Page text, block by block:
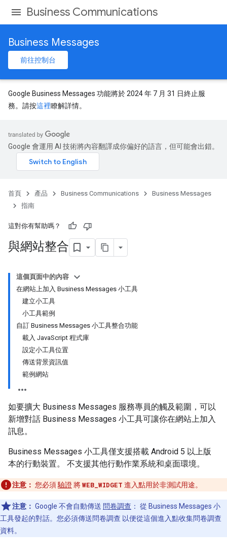
Business Communications
Business Messages
前往控制台
Google Business Messages 功能將於 2024 年 7 月 31 日終止服
務。請按這裡瞭解詳情。
Google 會運用 AI 技術將內容翻譯成你偏好的語言，但可能會出錯。
首頁 產品 Business Communications
Business Messages
指南
這對你有幫助嗎？
與網站整合
這個頁面中的內容
在網站上加入 Business Messages 小工具
建立小工具
小工具範例
自訂 Business Messages 小工具整合功能
載入 JavaScript 程式庫
設定小工具位置
傳送背景資訊值
範例網站
如要擴大 Business Messages 服務專員的觸及範圍，可以
新增對話 Business Messages 小工具可讓你在網站上加入
訊息。
Business Messages 小工具僅支援搭載 Android 5 以上版
本的行動裝置。 不支援其他行動作業系統和桌面環境。
注意： 您必須驗證將WEB_WIDGET 進入點用於非測試用途。
注意： Google 不會自動傳送 問卷調查 ： 從 Business Messages 小
工具發起的對話。您必須傳送問卷調查 以便從這個進入點收集問卷調查
資料。